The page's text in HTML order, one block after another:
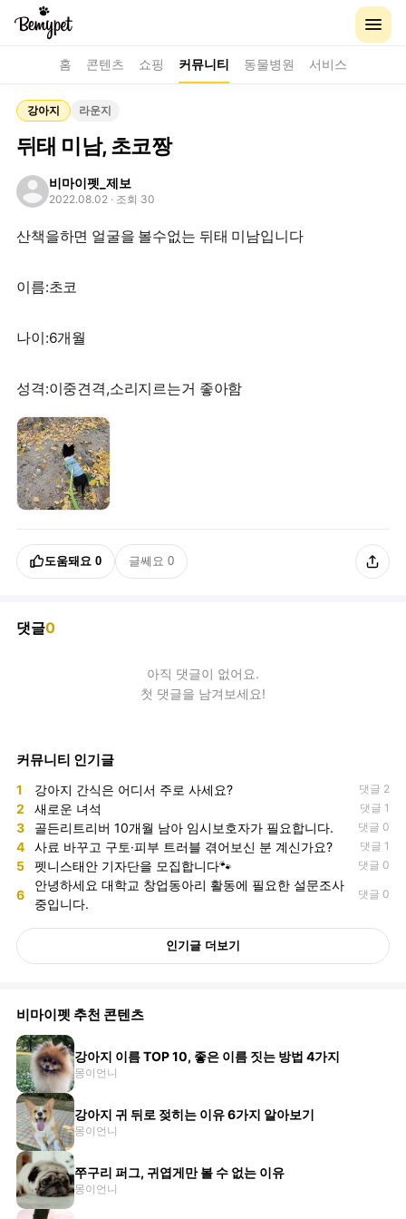
홈 콘텐츠 쇼핑 커뮤니티 동물병원 서비스
강아지 라운지
뒤태 미남, 초코짱
비마이펫_제보
2022.08.02 · 조회 30
산책을하면 얼굴을 볼수없는 뒤태 미남입니다
이름:초코
나이:6개월
성격:이중견격,소리지르는거 좋아함
도움돼요 0 글쎄요 0
댓글0
아직 댓글이 없어요.
첫 댓글을 남겨보세요!
커뮤니티 인기글
1 강아지 간식은 어디서 주로 사세요? 댓글 2
2 새로운 녀석 댓글 1
3 골든리트리버 10개월 남아 임시보호자가 필요합니다. 댓글 0
4 사료 바꾸고 구토·피부 트러블 겪어보신 분 계신가요? 댓글 1
5 펫니스태안 기자단을 모집합니다🐾 댓글 0
6
안녕하세요 대학교 창업동아리 활동에 필요한 설문조사
중입니다.
댓글 0
인기글 더보기
비마이펫 추천 콘텐츠
강아지 이름 TOP 10, 좋은 이름 짓는 방법 4가지
몽이언니
강아지 귀 뒤로 젖히는 이유 6가지 알아보기
몽이언니
쭈구리 퍼그, 귀엽게만 볼 수 없는 이유
몽이언니